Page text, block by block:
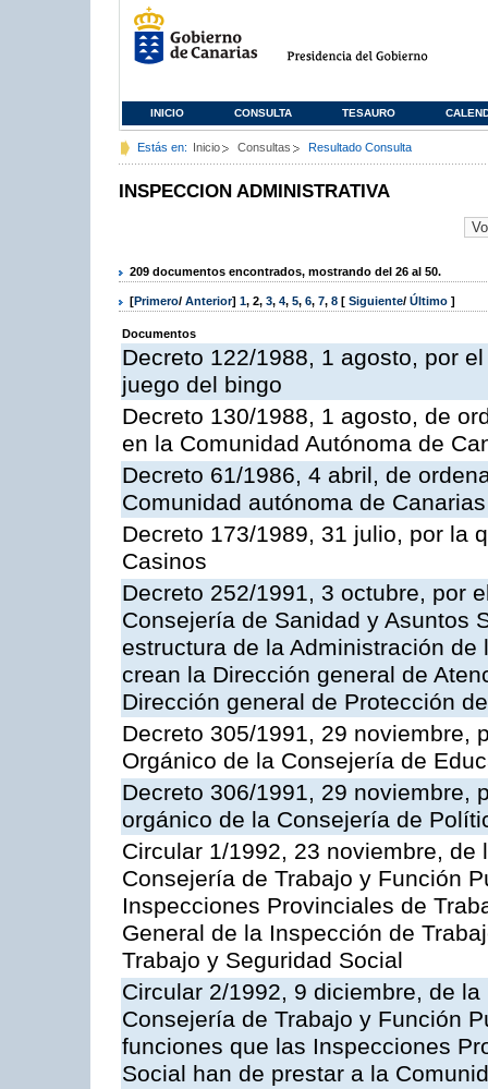
INICIO CONSULTA TESAURO
Estás en: Inicio Consultas Resultado Consulta
INSPECCION ADMINISTRATIVA
209 documentos encontrados, mostrando del 26 al 50.
[Primero/ Anterior] 1, 2, 3, 4, 5, 6, 7, 8 [ Siguiente/ Último ]
Documentos
Decreto 122/1988, 1 agosto, por
juego del bingo
Decreto 130/1988, 1 agosto, de
en la Comunidad Autónoma de
Decreto 61/1986, 4 abril, de
Comunidad autónoma de Canarias
Decreto 173/1989, 31 julio, por la
Casinos
Decreto 252/1991, 3 octubre, por
Consejería de Sanidad y Asuntos
estructura de la Administración
crean la Dirección general de
Dirección general de Protección
Decreto 305/1991, 29 noviembre,
Orgánico de la Consejería de
Decreto 306/1991, 29 noviembre,
orgánico de la Consejería de
Circular 1/1992, 23 noviembre,
Consejería de Trabajo y Función
Inspecciones Provinciales de
General de la Inspección de
Trabajo y Seguridad Social
Circular 2/1992, 9 diciembre, de
Consejería de Trabajo y Función
funciones que las Inspecciones
Social han de prestar a la